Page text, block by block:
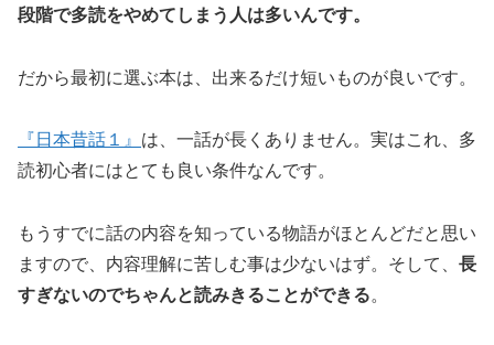
段階で多読をやめてしまう人は多いんです。
だから最初に選ぶ本は、出来るだけ短いものが良いです。
『日本昔話１』 は、一話が長くありません。実はこれ、多
読初心者にはとても良い条件なんです。
もうすでに話の内容を知っている物語がほとんどだと思い
ますので、内容理解に苦しむ事は少ないはず。そして、 長
すぎないのでちゃんと読みきることができる。